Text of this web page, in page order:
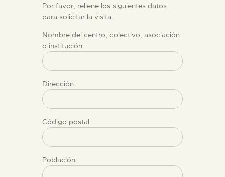
DIGITALE RESSOURCEN
DEUTSCH
Por favor, rellene los siguientes datos
para solicitar la visita.
Nombre del centro, colectivo, asociación
o institución:
Dirección:
Código postal:
Población: